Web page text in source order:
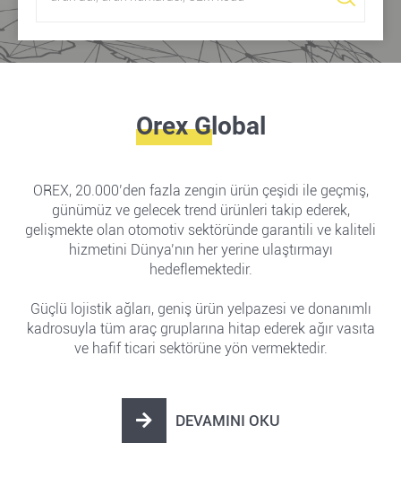
Orex Global
OREX, 20.000’den fazla zengin ürün çeşidi ile geçmiş,
günümüz ve gelecek trend ürünleri takip ederek,
gelişmekte olan otomotiv sektöründe garantili ve kaliteli
hizmetini Dünya’nın her yerine ulaştırmayı
hedeflemektedir.
Güçlü lojistik ağları, geniş ürün yelpazesi ve donanımlı
kadrosuyla tüm araç gruplarına hitap ederek ağır vasıta
ve hafif ticari sektörüne yön vermektedir.
DEVAMINI OKU